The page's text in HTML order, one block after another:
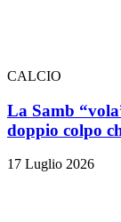
CALCIO
La Samb
doppio colpo
17 Luglio 2026